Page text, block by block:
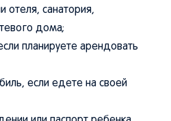
отеля, санатория,
дома;
планируете арендовать
если едете на своей